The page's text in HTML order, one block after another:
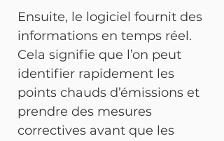
Ensuite, le logiciel fournit des
informations en temps réel.
Cela signifie que l’on peut
identifier rapidement les
points chauds d’émissions et
prendre des mesures
correctives avant que les